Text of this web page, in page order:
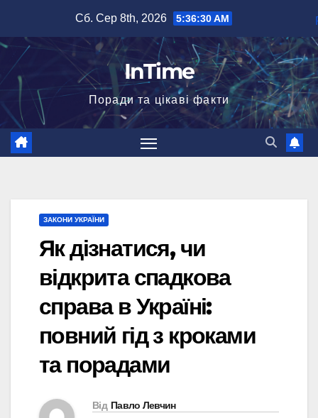
вмісту
Сб. Сер 8th, 2026 5:36:31 AM
InTime
Поради та цікаві факти
ЗАКОНИ УКРАЇНИ
Як дізнатися, чи
відкрита спадкова
справа в Україні:
повний гід з кроками
та порадами
Від Павло Левчин